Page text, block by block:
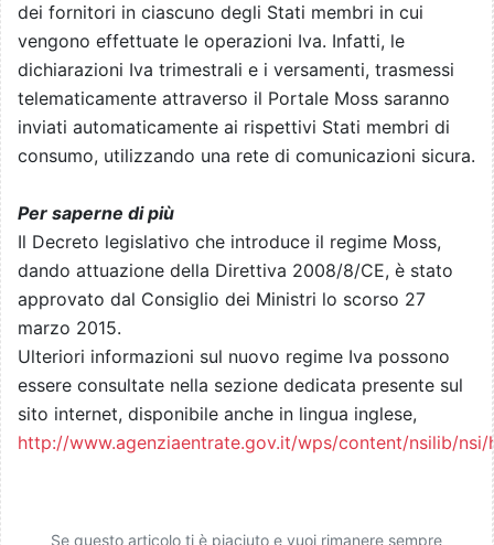
dei fornitori in ciascuno degli Stati membri in cui
vengono effettuate le operazioni Iva. Infatti, le
dichiarazioni Iva trimestrali e i versamenti, trasmessi
telematicamente attraverso il Portale Moss saranno
inviati automaticamente ai rispettivi Stati membri di
consumo, utilizzando una rete di comunicazioni sicura.
Per saperne di più
Il Decreto legislativo che introduce il regime Moss,
dando attuazione della Direttiva 2008/8/CE, è stato
approvato dal Consiglio dei Ministri lo scorso 27
marzo 2015.
Ulteriori informazioni sul nuovo regime Iva possono
essere consultate nella sezione dedicata presente sul
sito internet, disponibile anche in lingua inglese,
http://www.agenziaentrate.gov.it/wps/content/nsilib/
Se questo articolo ti è piaciuto e vuoi rimanere sempre